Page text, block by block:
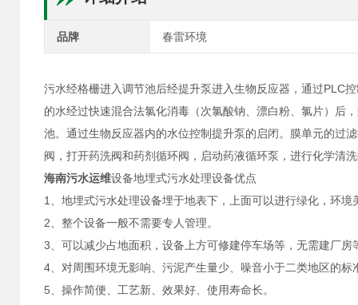
品牌 春雷环境
污水经格栅进入调节池后经提升泵进入生物反应器，通过PLC
的水经过快速混合法氯化消毒（次氯酸钠、漂白粉、氯片）后
池。通过生物反应器内的水位控制提升泵的启闭。膜单元的过
阀，打开药洗阀和药剂循环阀，启动药液循环泵，进行化学清
海南污水运维设备地埋式污水处理设备优点
1、地埋式污水处理设备埋于地表下，上面可以进行绿化，环境
2、整个设备一般不需要专人管理。
3、可以减少占地面积，设备上方可修建停车场等，无需建厂房
4、对周围环境无影响、污泥产生量少、噪音小于二类地区的标
5、操作简便、工艺新、效果好、使用寿命长。